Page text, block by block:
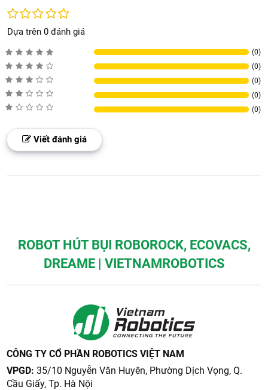
Dựa trên 0 đánh giá
(0)
(0)
(0)
(0)
(0)
Viết đánh giá
ROBOT HÚT BỤI ROBOROCK, ECOVACS,
DREAME | VIETNAMROBOTICS
CÔNG TY CỔ PHẦN ROBOTICS VIỆT NAM
VPGD: 35/10 Nguyễn Văn Huyên, Phường Dịch Vọng, Q.
Cầu Giấy, Tp. Hà Nội